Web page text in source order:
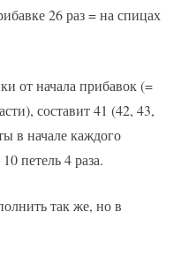
26 раз = на спицах
от начала прибавок (=
составит 41 (42, 43,
в начале каждого
петель 4 раза.
так же, но в